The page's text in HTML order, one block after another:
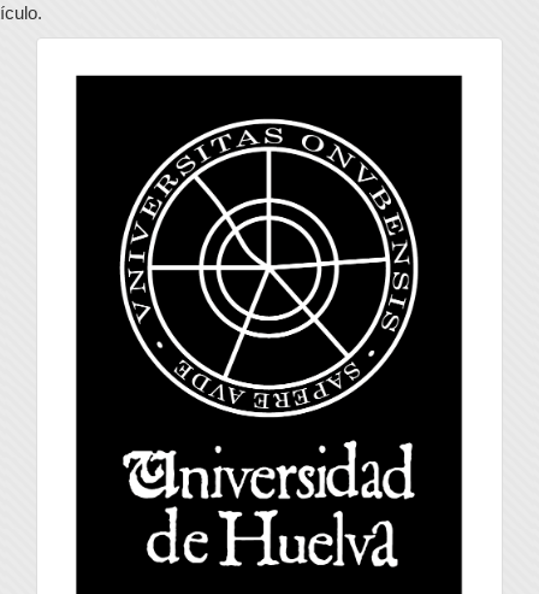
universidad